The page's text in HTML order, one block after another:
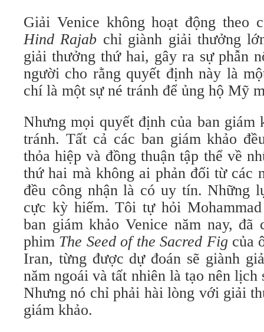
Giải Venice không hoạt động theo
Hind Rajab chỉ giành giải thưởng
giải thưởng thứ hai, gây ra sự phẫn
người cho rằng quyết định này là
chí là một sự né tránh để ủng hộ Mỹ
Nhưng mọi quyết định của ban giám
tránh. Tất cả các ban giám khảo
thỏa hiệp và đồng thuận tập thể về
thứ hai mà không ai phản đối từ các
đều công nhận là có uy tín. Những
cực kỳ hiếm. Tôi tự hỏi
ban giám khảo Venice năm nay, đã
phim The Seed of the Sacred Fig của
Iran, từng được dự đoán sẽ giành
năm ngoái và tất nhiên là tạo nên
Nhưng nó chỉ phải hài lòng với giải
giám khảo.